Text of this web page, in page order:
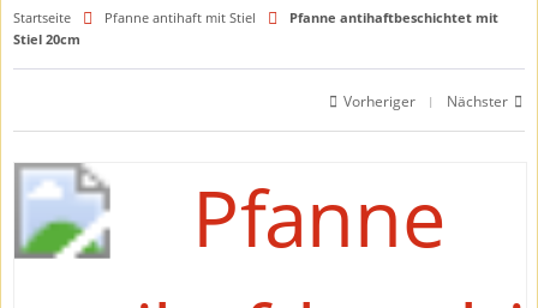
Startseite Pfanne antihaft mit Stiel
Pfanne antihaftbeschichtet mit
Stiel 20cm
Vorheriger | Nächster